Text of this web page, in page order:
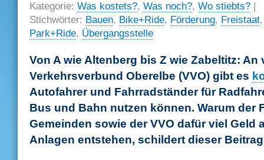
Kategorie: Was kostets?, Was noch?, Wo stiebts? |
Stichwörter: Bauen, Bike+Ride, Förderung, Freistaat
Park+Ride, Übergangsstelle
Von A wie Altenberg bis Z wie Zabeltitz:
Verkehrsverbund Oberelbe (VVO) gibt es
Autofahrer und Fahrradständer für
Bus und Bahn nutzen können. Warum der
Gemeinden sowie der VVO dafür viel Geld
Anlagen entstehen, schildert dieser